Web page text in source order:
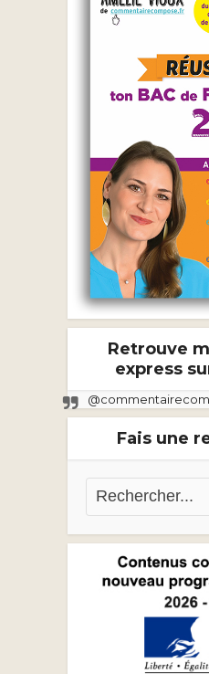
Retrouve
express
Fais une